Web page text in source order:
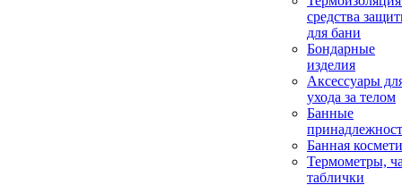
средства
для бани
Бондарные
изделия
Аксеcсуары
ухода за телом
Банные
Банная
Термометры,
таблички